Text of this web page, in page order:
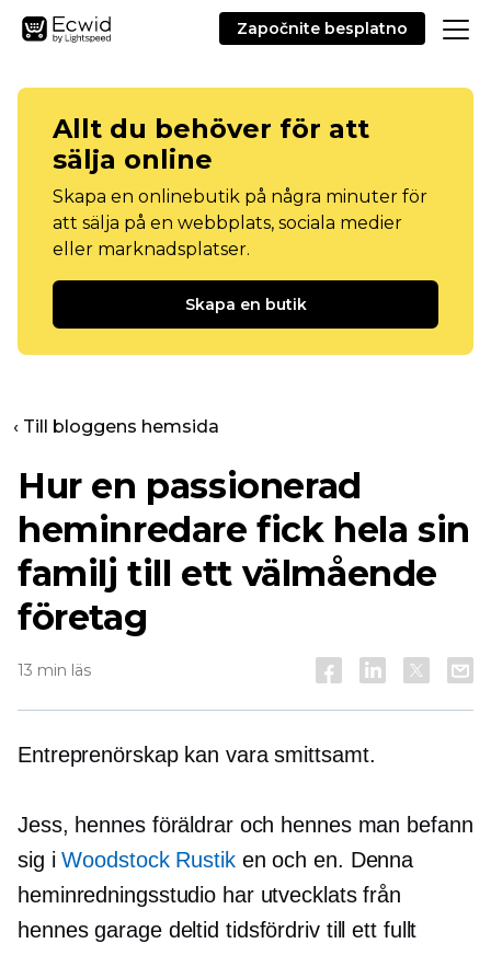
Započnite besplatno
Allt du behöver för att
sälja online
Skapa en onlinebutik på några minuter för
att sälja på en webbplats, sociala medier
eller marknadsplatser.
Skapa en butik
‹ Till bloggens hemsida
Hur en passionerad
heminredare fick hela sin
familj till ett välmående
företag
13 min läs
Entreprenörskap kan vara smittsamt.
Jess, hennes föräldrar och hennes man befann
sig iWoodstock Rustiken och en. Denna
heminredningsstudio har utvecklats från
hennes garage deltid tidsfördriv till ett fullt